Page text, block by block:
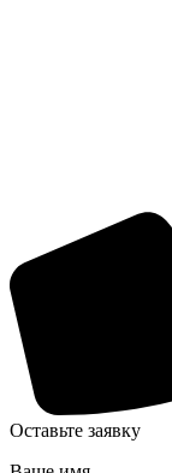
Оставьте заявку